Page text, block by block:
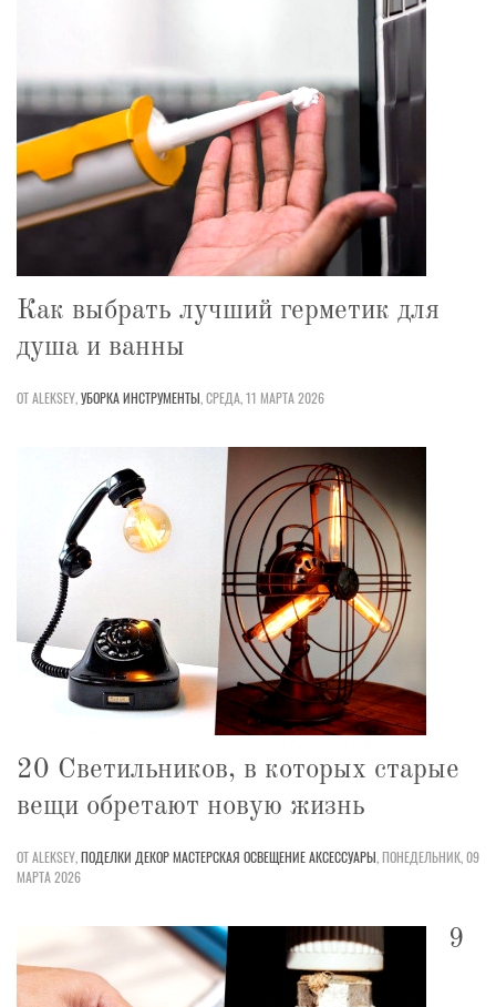
Как выбрать лучший герметик для
душа и ванны
ОТ ALEKSEY,УБОРКАИНСТРУМЕНТЫ,СРЕДА, 11 МАРТА 2026
20 Светильников, в которых старые
вещи обретают новую жизнь
ОТ ALEKSEY,ПОДЕЛКИ ДЕКОРМАСТЕРСКАЯ ОСВЕЩЕНИЕАКСЕССУАРЫ,ПОНЕДЕЛЬНИК, 09
МАРТА 2026
9